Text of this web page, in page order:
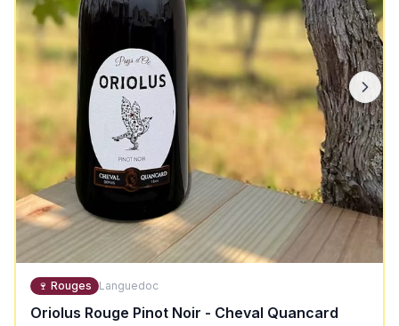
🍷 Rouges Languedoc
Oriolus Rouge Pinot Noir - Cheval Quancard